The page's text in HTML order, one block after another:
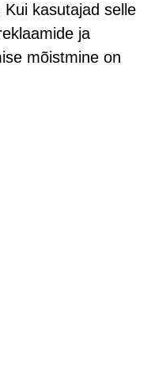
kasutajad selle
ja
mõistmine on